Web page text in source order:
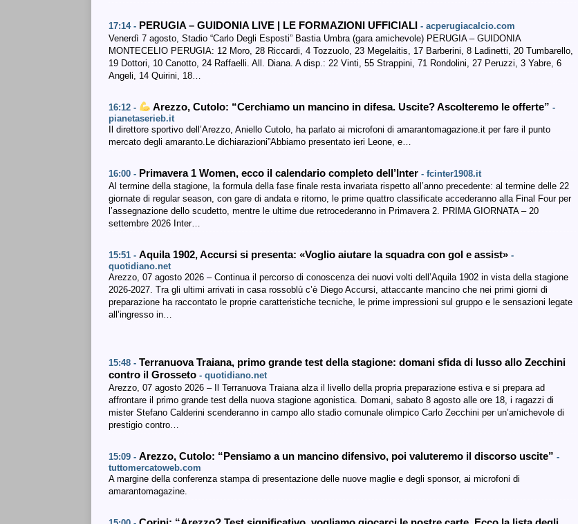
17:14 - PERUGIA – GUIDONIA LIVE | LE FORMAZIONI UFFICIALI - acperugiacalcio.com
Venerdì 7 agosto, Stadio “Carlo Degli Esposti” Bastia Umbra (gara amichevole) PERUGIA – GUIDONIA
MONTECELIO PERUGIA: 12 Moro, 28 Riccardi, 4 Tozzuolo, 23 Megelaitis, 17 Barberini, 8 Ladinetti, 20 Tumbarello,
19 Dottori, 10 Canotto, 24 Raffaelli. All. Diana. A disp.: 22 Vinti, 55 Strappini, 71 Rondolini, 27 Peruzzi, 3 Yabre, 6
Angeli, 14 Quirini, 18…
16:12 - Arezzo, Cutolo: “Cerchiamo un mancino in difesa. Uscite? Ascolteremo le offerte” -
pianetaserieb.it
Il direttore sportivo dell’Arezzo, Aniello Cutolo, ha parlato ai microfoni di amarantomagazione.it per fare il punto
mercato degli amaranto.Le dichiarazioni”Abbiamo presentato ieri Leone, e…
16:00 - Primavera 1 Women, ecco il calendario completo dell’Inter - fcinter1908.it
Al termine della stagione, la formula della fase finale resta invariata rispetto all’anno precedente: al termine delle 22
giornate di regular season, con gare di andata e ritorno, le prime quattro classificate accederanno alla Final Four per
l’assegnazione dello scudetto, mentre le ultime due retrocederanno in Primavera 2. PRIMA GIORNATA – 20
settembre 2026 Inter…
15:51 - Aquila 1902, Accursi si presenta: «Voglio aiutare la squadra con gol e assist» -
quotidiano.net
Arezzo, 07 agosto 2026 – Continua il percorso di conoscenza dei nuovi volti dell’Aquila 1902 in vista della stagione
2026-2027. Tra gli ultimi arrivati in casa rossoblù c’è Diego Accursi, attaccante mancino che nei primi giorni di
preparazione ha raccontato le proprie caratteristiche tecniche, le prime impressioni sul gruppo e le sensazioni legate
all’ingresso in…
15:48 - Terranuova Traiana, primo grande test della stagione: domani sfida di lusso allo Zecchini
contro il Grosseto - quotidiano.net
Arezzo, 07 agosto 2026 – Il Terranuova Traiana alza il livello della propria preparazione estiva e si prepara ad
affrontare il primo grande test della nuova stagione agonistica. Domani, sabato 8 agosto alle ore 18, i ragazzi di
mister Stefano Calderini scenderanno in campo allo stadio comunale olimpico Carlo Zecchini per un’amichevole di
prestigio contro…
15:09 - Arezzo, Cutolo: “Pensiamo a un mancino difensivo, poi valuteremo il discorso uscite” -
tuttomercatoweb.com
A margine della conferenza stampa di presentazione delle nuove maglie e degli sponsor, ai microfoni di
amarantomagazine.